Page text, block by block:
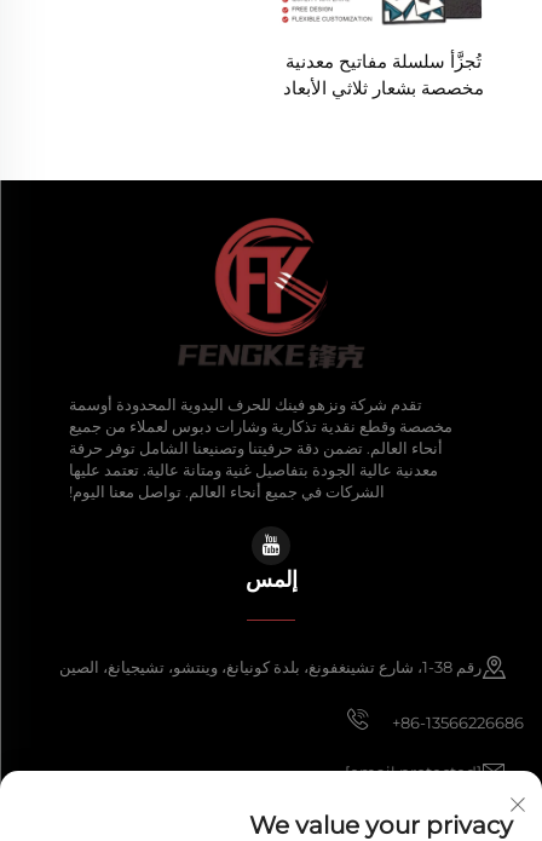
تُجزَّأ سلسلة مفاتيح معدنية
مخصصة بشعار ثلاثي الأبعاد
تقدم شركة ونزهو فينك للحرف اليدوية المحدودة أوسمة
مخصصة وقطع نقدية تذكارية وشارات دبوس لعملاء من جميع
أنحاء العالم. تضمن دقة حرفيتنا وتصنيعنا الشامل توفر حرفة
معدنية عالية الجودة بتفاصيل غنية ومتانة عالية. تعتمد عليها
الشركات في جميع أنحاء العالم. تواصل معنا اليوم!
إلمس
رقم 38-1، شارع تشينغفونغ، بلدة كونيانغ، وينتشو، تشيجيانغ، الصين
+86-13566226686
[email protected]
We value your privacy